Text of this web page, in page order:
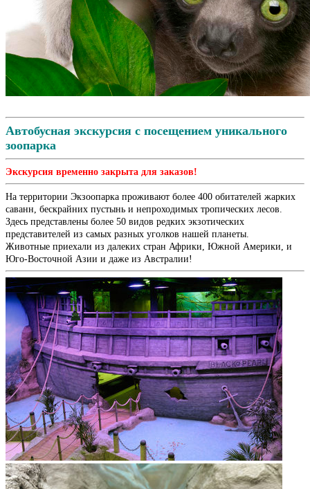
Автобусная экскурсия с посещением уникального
зоопарка
Экскурсия временно закрыта для заказов!
На территории Экзоопарка проживают более 400 обитателей жарких
саванн, бескрайних пустынь и непроходимых тропических лесов.
Здесь представлены более 50 видов редких экзотических
представителей из самых разных уголков нашей планеты.
Животные приехали из далеких стран Африки, Южной Америки, и
Юго-Восточной Азии и даже из Австралии!